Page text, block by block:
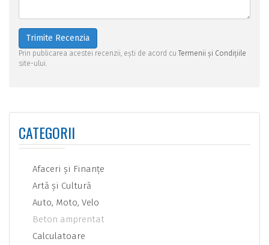
Trimite Recenzia
Prin publicarea acestei recenzii, ești de acord cuTermenii și Condițiile
site-ului.
CATEGORII
Afaceri şi Finanţe
Artă şi Cultură
Auto, Moto, Velo
Beton amprentat
Calculatoare